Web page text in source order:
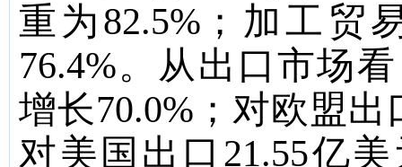
重为 82.5% ；加工贸
76.4%。从出口市场
增长70.0% ；对欧盟出
对美国出口 21.55亿